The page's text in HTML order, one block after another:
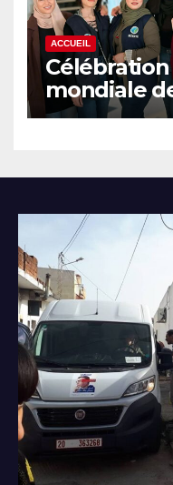
ACCUEIL
mondiale
SIDA à Sidi